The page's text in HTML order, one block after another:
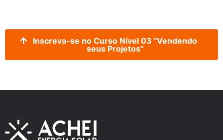
Inscreva-se no Curso Nível 03 "Vendendo
seus Projetos"